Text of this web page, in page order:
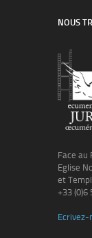
NOUS
Face au
Eglise
et
+33 (0)6
Ecrivez-